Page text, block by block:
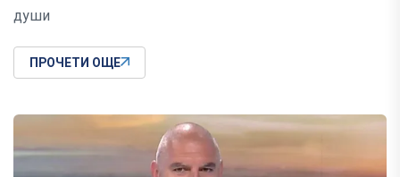
души
ПРОЧЕТИ ОЩЕ